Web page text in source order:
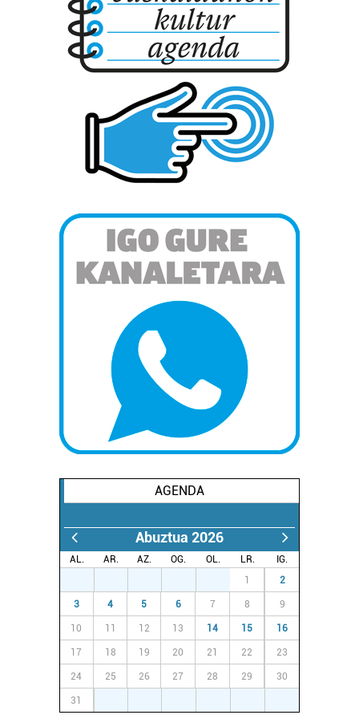
erabiltzen dituen hauta dezakezu.
Bazkide batzuek ez dizute baimenik eskatzen, eta beren
bazkideen zerrenda, beren ustez zein helburutarako
duten interes legitimoa eta horren aurka nola egin
dezakezun ikusteko.
Lortu zure datu pertsonalak prozesatzeko moduari
datuen atalean. Edozein unetan alda edo ken dezakezu
zure baimena Cookieen adierazpenean.
Webgune honek cookie propioak eta hirugarrenen cookie-
zerbitzuak hobetzeko asmoz, cookie teknologiaz
baliatzen gara. Ohar hau onartuz gero, teknologia hori
erabiltzeko baimen esplizitua ematen diguzu.
AGENDA
Abuztua 2026
AL. AR. AZ. OG. OL. LR.
IG.
1 2
3 4 5 6 7 8 9
10 11 12 13 14 15 16
17 18 19 20 21 22 23
24 25 26 27 28 29 30
31